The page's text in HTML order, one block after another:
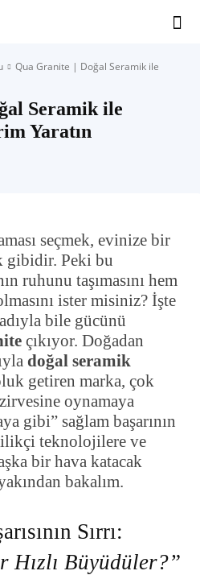
Qua Granite | Doğal Seramik ile
Seramik ile
Yaratın
seçmek, evinize bir
gibidir. Peki bu
ruhunu taşımasını hem
ister misiniz? İşte
bile gücünü
çıkıyor. Doğadan
doğal seramik
getiren marka, çok
oynamaya
gibi” sağlam başarının
teknolojilere ve
bir hava katacak
bakalım.
Sırrı:
Hızlı Büyüdüler?”